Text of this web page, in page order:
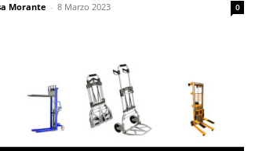
Morante - 8 Marzo 2023 0